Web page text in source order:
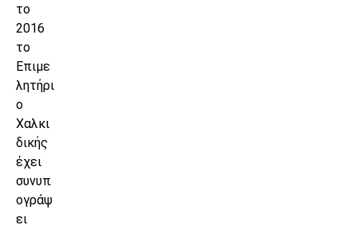
το
2016
το
Επιμε
λητήρι
ο
Χαλκι
δικής
έχει
συνυπ
ογράψ
ει